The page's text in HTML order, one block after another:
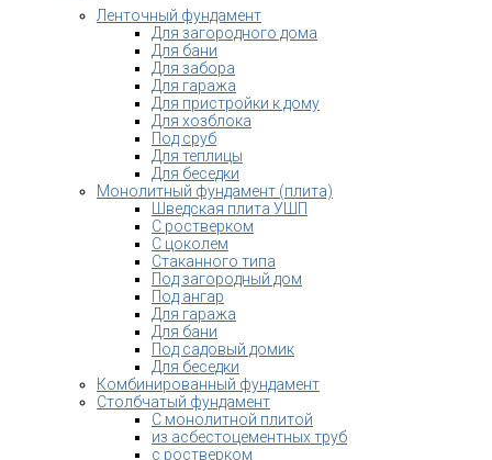
Ленточный фундамент
Для загородного дома
Для бани
Для забора
Для гаража
Для пристройки к дому
Для хозблока
Под сруб
Для теплицы
Для беседки
Монолитный фундамент (плита)
Шведская плита УШП
С ростверком
С цоколем
Стаканного типа
Под загородный дом
Под ангар
Для гаража
Для бани
Под садовый домик
Для беседки
Комбинированный фундамент
Столбчатый фундамент
С монолитной плитой
из асбестоцементных труб
с ростверком